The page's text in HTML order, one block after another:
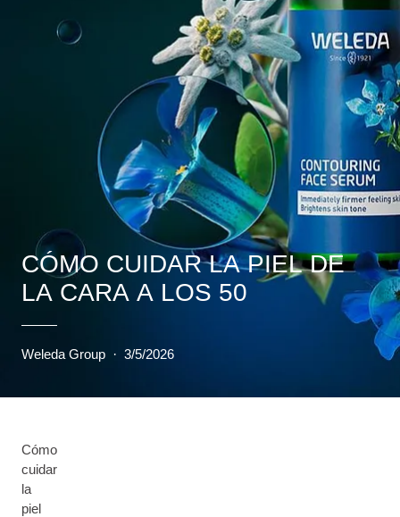
CÓMO CUIDAR LA PIEL DE
LA CARA A LOS 50
Weleda Group · 3/5/2026
Cómo
cuidar
la
piel